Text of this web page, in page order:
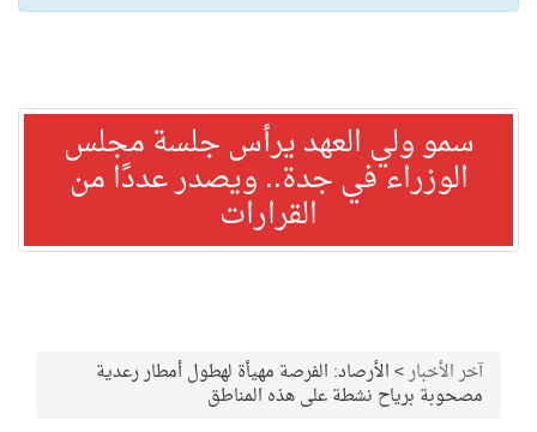
سمو ولي العهد يرأس جلسة مجلس
الوزراء في جدة.. ويصدر عددًا من
القرارات
آخر الأخبار>الأرصاد: الفرصة مهيأة لهطول أمطار رعدية
مصحوبة برياح نشطة على هذه المناطق